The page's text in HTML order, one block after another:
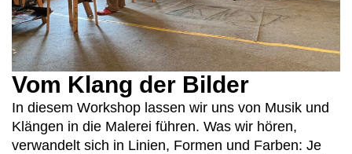
Vom Klang der Bilder
In diesem Workshop lassen wir uns von Musik und
Klängen in die Malerei führen. Was wir hören,
verwandelt sich in Linien, Formen und Farben: Je